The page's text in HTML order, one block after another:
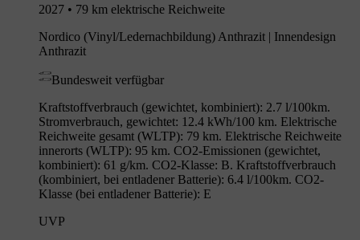
2027 • 79 km elektrische Reichweite
Nordico (Vinyl/Ledernachbildung) Anthrazit | Innendesign
Anthrazit
Bundesweit verfügbar
Kraftstoffverbrauch (gewichtet, kombiniert): 2.7 l/100km.
Stromverbrauch, gewichtet: 12.4 kWh/100 km. Elektrische
Reichweite gesamt (WLTP): 79 km. Elektrische Reichweite
innerorts (WLTP): 95 km. CO2-Emissionen (gewichtet,
kombiniert): 61 g/km. CO2-Klasse: B. Kraftstoffverbrauch
(kombiniert, bei entladener Batterie): 6.4 l/100km. CO2-
Klasse (bei entladener Batterie): E
UVP